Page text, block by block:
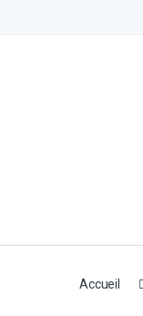
Accueil